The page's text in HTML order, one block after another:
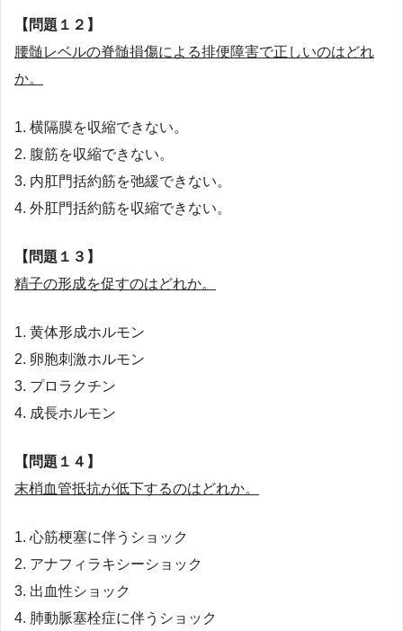
【問題１２】
腰髄レベルの脊髄損傷による排便障害で正しいのはどれ
か。
1. 横隔膜を収縮できない。
2. 腹筋を収縮できない。
3. 内肛門括約筋を弛緩できない。
4. 外肛門括約筋を収縮できない。
【問題１３】
精子の形成を促すのはどれか。
1. 黄体形成ホルモン
2. 卵胞刺激ホルモン
3. プロラクチン
4. 成長ホルモン
【問題１４】
末梢血管抵抗が低下するのはどれか。
1. 心筋梗塞に伴うショック
2. アナフィラキシーショック
3. 出血性ショック
4. 肺動脈塞栓症に伴うショック